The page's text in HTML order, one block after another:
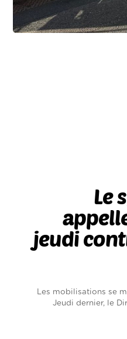
Le
jeudi
Les mobilisations se
Jeudi dernier, le